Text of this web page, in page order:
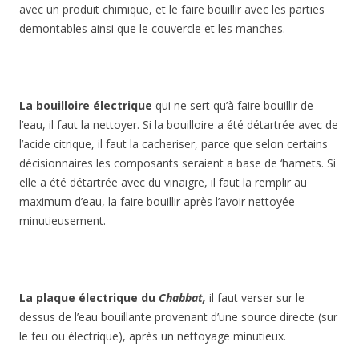
avec un produit chimique, et le faire bouillir avec les parties
demontables ainsi que le couvercle et les manches.
La bouilloire électrique qui ne sert qu’à faire bouillir de
l’eau, il faut la nettoyer. Si la bouilloire a été détartrée avec de
l’acide citrique, il faut la cacheriser, parce que selon certains
décisionnaires les composants seraient a base de ‘hamets. Si
elle a été détartrée avec du vinaigre, il faut la remplir au
maximum d’eau, la faire bouillir après l’avoir nettoyée
minutieusement.
La plaque électrique du Chabbat, il faut verser sur le
dessus de l’eau bouillante provenant d’une source directe (sur
le feu ou électrique), après un nettoyage minutieux.